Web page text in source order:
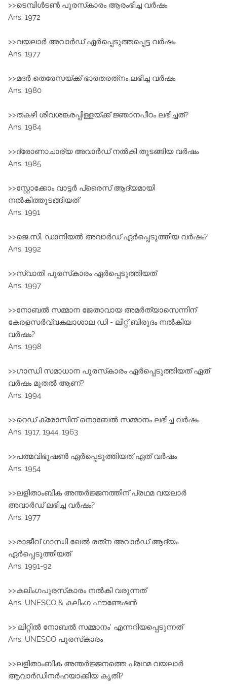
>>ടെമ്പിള്‍ടണ്‍ പുരസ്‌കാരം ആരംഭിച്ച വര്‍ഷം
Ans: 1972
>>വയലാര്‍ അവാര്‍ഡ് ഏര്‍പ്പെടുത്തപ്പെട്ട വര്‍ഷം
Ans: 1977
>>മദര്‍ തെരേസയ്ക്ക് ഭാരതരത്‌നം ലഭിച്ച വര്‍ഷം
Ans: 1980
>>തകഴി ശിവശങ്കരപ്പിള്ളയ്ക്ക് ജ്ഞാനപീഠം ലഭിച്ചത്?
Ans: 1984
>>ദ്രോണാചാര്യ അവാര്‍ഡ് നല്‍കി തുടങ്ങിയ വര്‍ഷം
Ans: 1985
>>സ്റ്റോക്കോം വാട്ടര്‍ പ്രൈസ് ആദ്യമായി
നല്‍കിത്തുടങ്ങിയത്
Ans: 1991
>>ജെ.സി. ഡാനിയല്‍ അവാര്‍ഡ് ഏര്‍പ്പെടുത്തിയ വര്‍ഷം?
Ans: 1992
>>സ്വാതി പുരസ്‌കാരം ഏര്‍പ്പെടുത്തിയത്
Ans: 1997
>>നോബല്‍ സമ്മാന ജേതാവായ അമര്‍ത്യാസെന്നിന്
കേരളസര്‍വ്വകലാശാല ഡി - ലിറ്റ് ബിരുദം നല്‍കിയ
വര്‍ഷം?
Ans: 1998
>>ഗാന്ധി സമാധാന പുരസ്‌കാരം ഏര്‍പ്പെടുത്തിയത് ഏത്
വര്‍ഷം മുതൽ ആണ്?
Ans: 1994
>>റെഡ് ക്രോസിന് നൊബേല്‍ സമ്മാനം ലഭിച്ച വര്‍ഷം
Ans: 1917, 1944, 1963
>>പത്മവിഭൂഷണ്‍ ഏര്‍പ്പെടുത്തിയത് ഏത് വര്‍ഷം
Ans: 1954
>>ലളിതാംബിക അന്തര്‍ജ്ജനത്തിന് പ്രഥമ വയലാര്‍
അവാര്‍ഡ് ലഭിച്ച വര്‍ഷം?
Ans: 1977
>>രാജീവ് ഗാന്ധി ഖേല്‍ രത്‌ന അവാര്‍ഡ് ആദ്യം
ഏര്‍പ്പെടുത്തിയത്
Ans: 1991-92
>>കലിംഗപുരസ്‌കാരം നല്‍കി വരുന്നത്
Ans: UNESCO & കലിംഗ ഫൗണ്ടേഷന്‍
>>'ലിറ്റില്‍ നോബല്‍ സമ്മാനം' എന്നറിയപ്പെടുന്നത്
Ans: UNESCO പുരസ്‌കാരം
>>ലളിതാംബിക അന്തര്‍ജ്ജനത്തെ പ്രഥമ വയലാര്‍
ആവാര്‍ഡിനര്‍ഹയാക്കിയ കൃതി?